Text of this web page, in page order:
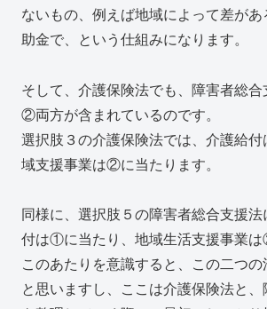
ないもの、例えば地域によって差が
助金で、という仕組みになります。
そして、介護保険法でも、障害者総
②両方が含まれているのです。
選択肢３の介護保険法では、介護給
域支援事業は②に当たります。
同様に、選択肢５の障害者総合支援
付は①に当たり、地域生活支援事業は
このあたりを意識すると、この二つ
と思いますし、ここは介護保険法と